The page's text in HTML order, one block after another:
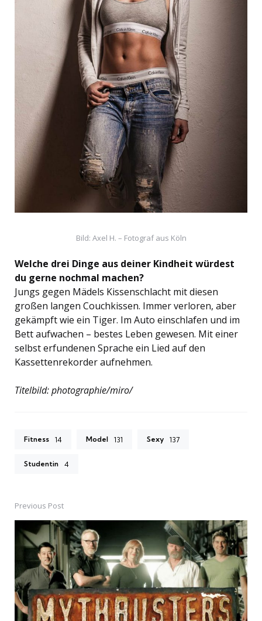
Bild: Axel H. – Fotograf aus Köln
Welche drei Dinge aus deiner Kindheit würdest
du gerne nochmal machen?
Jungs gegen Mädels Kissenschlacht mit diesen
großen langen Couchkissen. Immer verloren, aber
gekämpft wie ein Tiger. Im Auto einschlafen und im
Bett aufwachen – bestes Leben gewesen. Mit einer
selbst erfundenen Sprache ein Lied auf den
Kassettenrekorder aufnehmen.
Titelbild: photographie/miro/
Fitness 14 Model 131 Sexy 137
Studentin 4
Post
navigation
Previous Post